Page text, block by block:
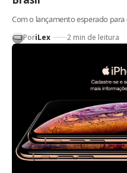
Com o lançamento esperado
PoriLex 2 min de leitura